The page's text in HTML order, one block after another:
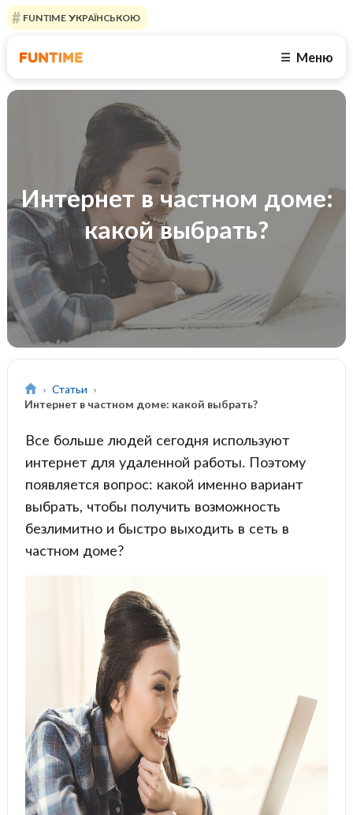
FUNTIME УКРАЇНСЬКОЮ
☰ Меню
Интернет в частном доме:
какой выбрать?
Статьи
Интернет в частном доме: какой выбрать?
Все больше людей сегодня используют
интернет для удаленной работы. Поэтому
появляется вопрос: какой именно вариант
выбрать, чтобы получить возможность
безлимитно и быстро выходить в сеть в
частном доме?